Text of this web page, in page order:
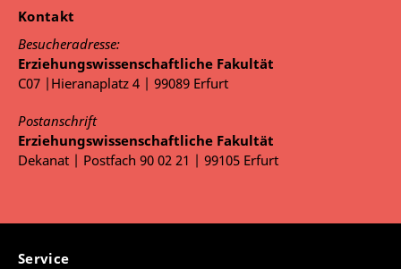
Kontakt
Besucheradresse:
Erziehungswissenschaftliche Fakultät
C07 |Hieranaplatz 4 | 99089 Erfurt
Postanschrift
Erziehungswissenschaftliche Fakultät
Dekanat | Postfach 90 02 21 | 99105 Erfurt
Service